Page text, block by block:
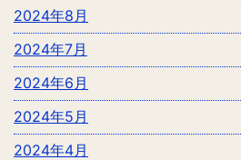
2024年8月
2024年7月
2024年6月
2024年5月
2024年4月